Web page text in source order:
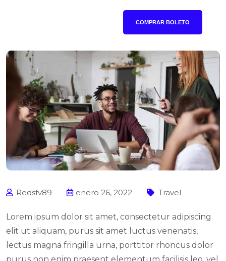
COMPRAR BOLETO
Redsfv89 enero 26, 2022 Travel
Lorem ipsum dolor sit amet, consectetur adipiscing
elit ut aliquam, purus sit amet luctus venenatis,
lectus magna fringilla urna, porttitor rhoncus dolor